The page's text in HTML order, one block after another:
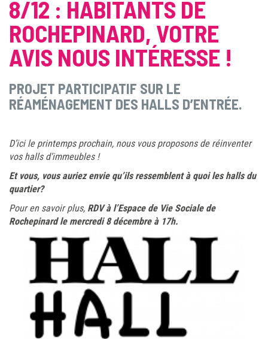
8/12 : HABITANTS DE
ROCHEPINARD, VOTRE
AVIS NOUS INTÉRESSE !
PROJET PARTICIPATIF SUR LE
RÉAMÉNAGEMENT DES HALLS D’ENTRÉE.
D’ici le printemps prochain, nous vous proposons de réinventer
vos halls d’immeubles !
Et vous, vous auriez envie qu’ils ressemblent à quoi les halls du
quartier?
Pour en savoir plus, RDV à l’Espace de Vie Sociale de
Rochepinard le mercredi 8 décembre à 17h.